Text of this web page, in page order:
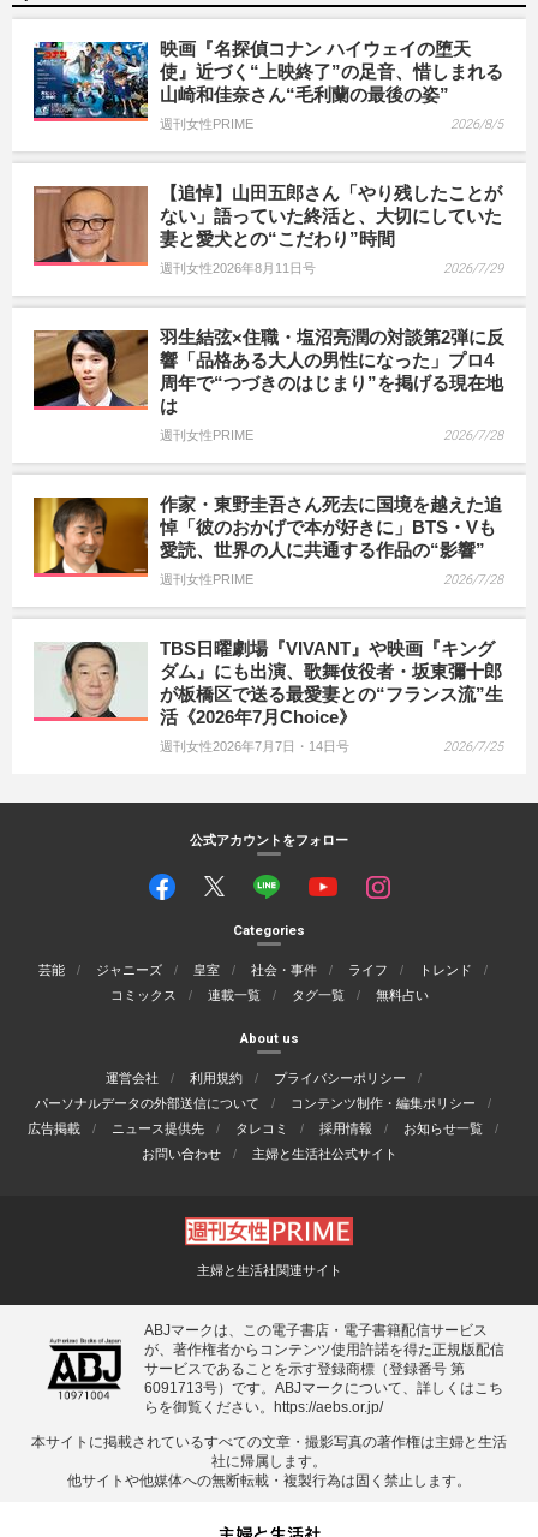
映画『名探偵コナン ハイウェイの堕天
使』近づく“上映終了”の足音、惜しまれる
山崎和佳奈さん“毛利蘭の最後の姿”
週刊女性PRIME 2026/8/5
【追悼】山田五郎さん「やり残したことが
ない」語っていた終活と、大切にしていた
妻と愛犬との“こだわり”時間
週刊女性2026年8月11日号 2026/7/29
羽生結弦×住職・塩沼亮潤の対談第2弾に反
響「品格ある大人の男性になった」プロ4
周年で“つづきのはじまり”を掲げる現在地
は
週刊女性PRIME 2026/7/28
作家・東野圭吾さん死去に国境を越えた追
悼「彼のおかげで本が好きに」BTS・Vも
愛読、世界の人に共通する作品の“影響”
週刊女性PRIME 2026/7/28
TBS日曜劇場『VIVANT』や映画『キング
ダム』にも出演、歌舞伎役者・坂東彌十郎
が板橋区で送る最愛妻との“フランス流”生
活《2026年7月Choice》
週刊女性2026年7月7日・14日号 2026/7/25
公式アカウントをフォロー
Categories
芸能 ジャニーズ 皇室 社会・事件 ライフ
トレンド
コミックス
連載一覧 タグ一覧 無料占い
About us
運営会社 利用規約
プライバシーポリシー
パーソナルデータの外部送信について
コンテンツ制作・編集ポリシー
広告掲載
ニュース提供先 タレコミ 採用情報
お知らせ一覧
お問い合わせ
主婦と生活社公式サイト
主婦と生活社関連サイト
ABJマークは、この電子書店・電子書籍配信サービス
が、著作権者からコンテンツ使用許諾を得た正規版配信
サービスであることを示す登録商標（登録番号 第
6091713号）です。ABJマークについて、詳しくはこち
らを御覧ください。
https://aebs.or.jp/
本サイトに掲載されているすべての⽂章・撮影写真の著作権は主婦と⽣活
社に帰属します。
他サイトや他媒体への無断転載・複製⾏為は固く禁⽌します。